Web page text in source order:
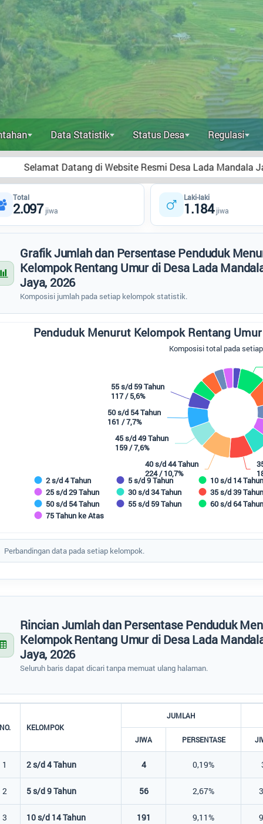
Data Statistik Status Desa Regulasi
di Website Resmi Desa Lada Mandala Jaya Kecamatan
Total
2.097 jiwa
Laki-laki
1.184 jiwa
Grafik Jumlah dan Persentase Penduduk
Kelompok Rentang Umur di Desa Lada
Jaya, 2026
Komposisi jumlah pada setiap kelompok statistik.
Menurut Kelompok Rentang Umur di Desa Lada Mandala Jaya, 2026
Penduduk Menurut Kelompok Rentang
Komposisi total pada
40 s/d 44 Tahun
224 / 10,7%
45 s/d 49 Tahun
159 / 7,6%
50 s/d 54 Tahun
161 / 7,7%
55 s/d 59 Tahun
117 / 5,6%
2 s/d 4 Tahun 5 s/d 9 Tahun 10 s/d 14 Tahun
25 s/d 29 Tahun
30 s/d 34 Tahun 35 s/d 39 Tahun
50 s/d 54 Tahun
55 s/d 59 Tahun 60 s/d 64 Tahun
75 Tahun ke Atas
of interactive chart.
Perbandingan data pada setiap kelompok.
Rincian Jumlah dan Persentase Penduduk
Kelompok Rentang Umur di Desa Lada
Jaya, 2026
Seluruh baris dapat dicari tanpa memuat ulang halaman.
KELOMPOK
JUMLAH
JIWA PERSENTASE
1 2 s/d 4 Tahun 4 0,19%
2 5 s/d 9 Tahun 56 2,67%
3 10 s/d 14 Tahun 191 9,11%